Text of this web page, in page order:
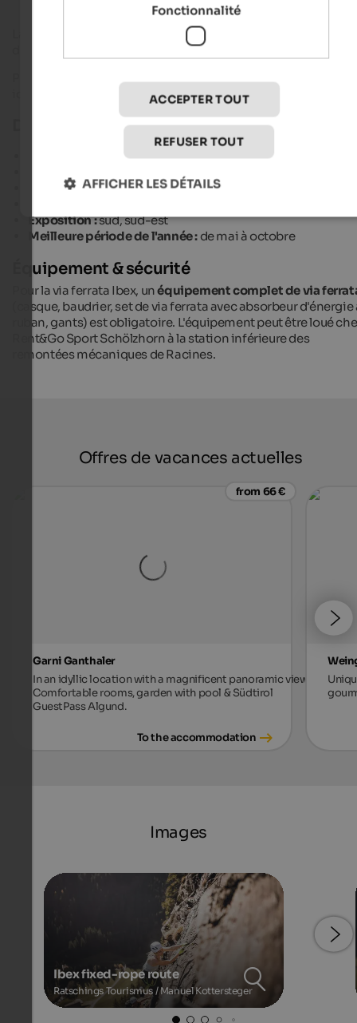
chemin de randonnée
décrivant un large arc à droite pour revenir au point de
idéale pour les premiers pas sur le rocher.
Détails de la randonnée :
sentier principal C, variantes E
Durée de l'escalade : env. 2,5 heures (via ferrata
Exposition :sud, sud-est
Meilleure période de l'année : de mai à octobre
Équipement & sécurité
Pour la via ferrata Ibex, unéquipement complet de via
(casque, baudrier, set de via ferrata avec absorbeur d'énergie
ruban, gants) est obligatoire. L'équipement peut être loué
Rent&Go Sport Schölzhorn à la station inférieure des
remontées mécaniques de Racines.
Offres de vacances actuelles
from 66 €
Garni Ganthaler
In an idyllic location with a magnificent panoramic view.
Comfortable rooms, garden with pool & Südtirol
GuestPass Algund.
To the accommodation
Images
Ibex fixed-rope route
Ratschings Tourismus / Manuel Kottersteger
Fonctionnalité
ACCEPTER TOUT
REFUSER TOUT
AFFICHER LES DÉTAILS